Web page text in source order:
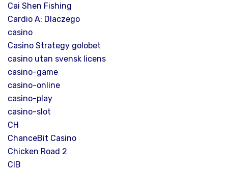
Cai Shen Fishing
Cardio A: Dlaczego
casino
Casino Strategy golobet
casino utan svensk licens
casino-game
casino-online
casino-play
casino-slot
CH
ChanceBit Casino
Chicken Road 2
CIB